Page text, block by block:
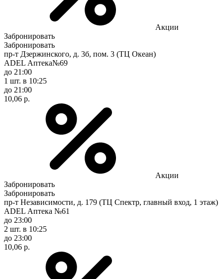
Акции
Забронировать
Забронировать
пр-т Дзержинского, д. 3б, пом. 3 (ТЦ Океан)
ADEL Аптека№69
до 21:00
1 шт. в 10:25
до 21:00
10,06 р.
Акции
Забронировать
Забронировать
пр-т Независимости, д. 179 (ТЦ Спектр, главный вход, 1 этаж)
ADEL Аптека №61
до 23:00
2 шт. в 10:25
до 23:00
10,06 р.